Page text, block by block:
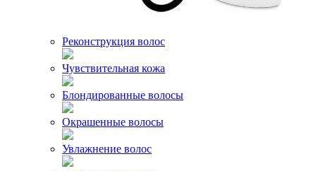
Реконструкция волос
Чувствительная кожа
Блондированные волосы
Окрашенные волосы
Увлажнение волос